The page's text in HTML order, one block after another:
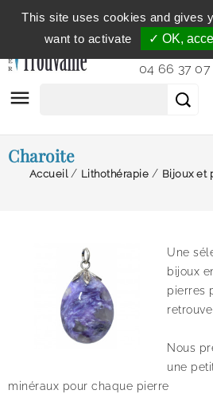
Service
du lundi au
de 14h à
04 66 37

Charoite
Accueil Lithothérapie
Bijoux et
Une
bijoux
pierres
Nous
une
minéraux pour chaque pierre
This site uses cookies and gives
want to activate
✓ OK,